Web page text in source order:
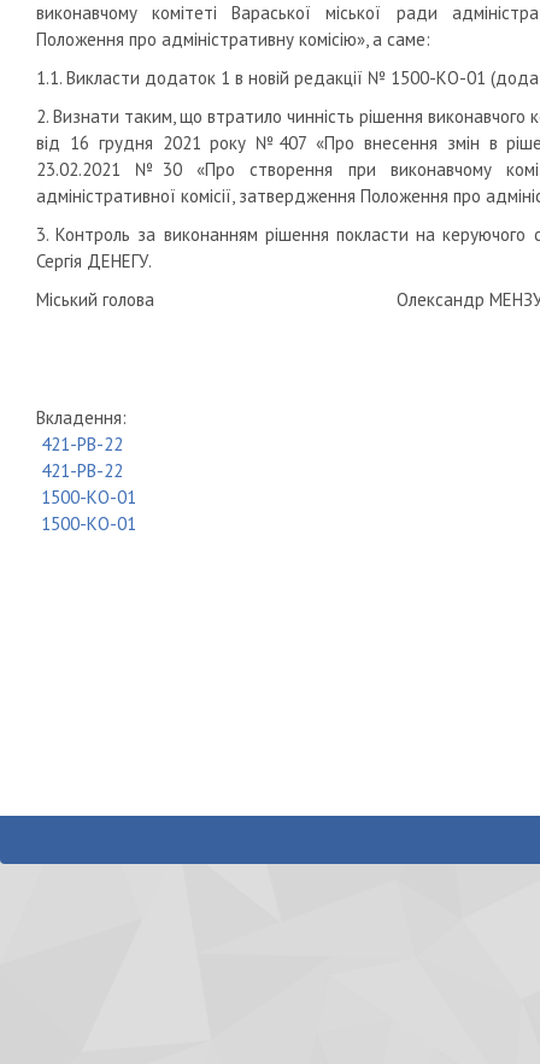
виконавчому комітеті Вараської міської ради
Положення про адміністративну комісію», а саме:
1.1. Викласти додаток 1 в новій редакції № 1500-КО-01
2. Визнати таким, що втратило чинність рішення виконавчого
від 16 грудня 2021 року №407 «Про внесення змін в
23.02.2021 №30 «Про створення при виконавчому
адміністративної комісії, затвердження Положення про
3. Контроль за виконанням рішення покласти на керуючого
Сергія ДЕНЕГУ.
Міський голова
Вкладення:
421-РВ-22
421-РВ-22
1500-КО-01
1500-КО-01